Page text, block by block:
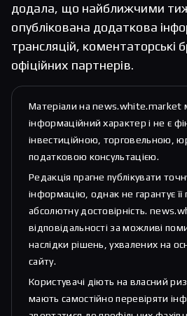
додала, що найближчими
опублікована додаткова
трансляцій, коментаторські
офіційних партнерів.
Матеріали на news.white.market
інформаційний характер і не є
інвестиційною, торговельною,
податковою консультацією.
Редакція прагне публікувати
інформацію, однак не гарантує її
абсолютну достовірність.
відповідальності за можливі
наслідки рішень, ухвалених на
сайту.
Користувачі діють на власний
мають самостійно перевіряти